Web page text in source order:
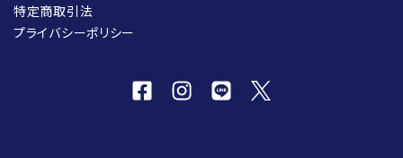
特定商取引法
プライバシーポリシー